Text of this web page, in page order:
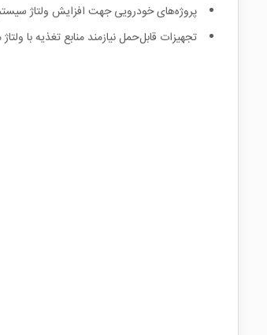
پروژه‌های خودرویی جهت افزایش ولتاژ
تجهیزات قابل‌حمل نیازمند منابع تغذیه با ولتاژ